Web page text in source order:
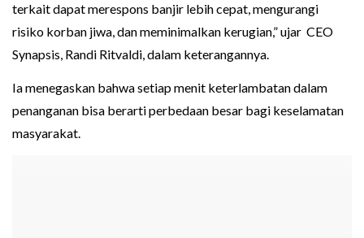
terkait dapat merespons banjir lebih cepat, mengurangi
risiko korban jiwa, dan meminimalkan kerugian,” ujar CEO
Synapsis, Randi Ritvaldi, dalam keterangannya.
Ia menegaskan bahwa setiap menit keterlambatan dalam
penanganan bisa berarti perbedaan besar bagi keselamatan
masyarakat.